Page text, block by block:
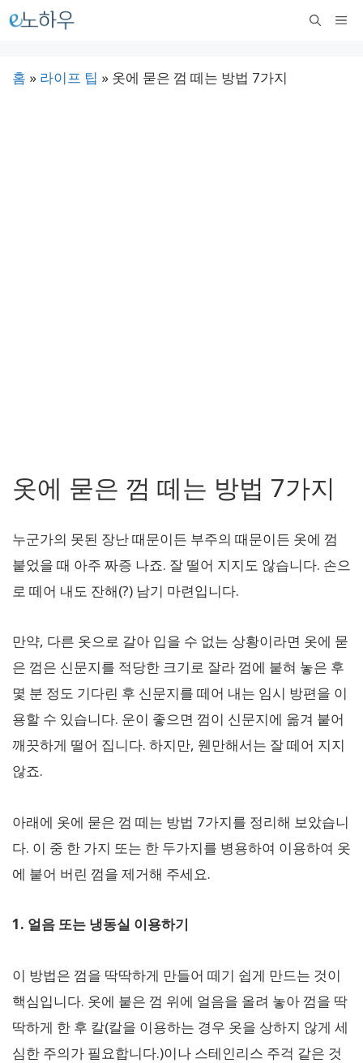
컨
메
홈 » 라이프 팁 » 옷에 묻은 껌 떼는 방법 7가지
옷에 묻은 껌 떼는 방법 7가지
누군가의 못된 장난 때문이든 부주의 때문이든 옷에 껌
붙었을 때 아주 짜증 나죠. 잘 떨어 지지도 않습니다. 손으
로 떼어 내도 잔해(?) 남기 마련입니다.
만약, 다른 옷으로 갈아 입을 수 없는 상황이라면 옷에 묻
은 껌은 신문지를 적당한 크기로 잘라 껌에 붙혀 놓은 후
몇 분 정도 기다린 후 신문지를 떼어 내는 임시 방편을 이
용할 수 있습니다. 운이 좋으면 껌이 신문지에 옮겨 붙어
깨끗하게 떨어 집니다. 하지만, 웬만해서는 잘 떼어 지지
않죠.
아래에 옷에 묻은 껌 떼는 방법 7가지를 정리해 보았습니
다. 이 중 한 가지 또는 한 두가지를 병용하여 이용하여 옷
에 붙어 버린 껌을 제거해 주세요.
1. 얼음 또는 냉동실 이용하기
이 방법은 껌을 딱딱하게 만들어 떼기 쉽게 만드는 것이
핵심입니다. 옷에 붙은 껌 위에 얼음을 올려 놓아 껌을 딱
딱하게 한 후 칼(칼을 이용하는 경우 옷을 상하지 않게 세
심한 주의가 필요합니다.)이나 스테인리스 주걱 같은 것